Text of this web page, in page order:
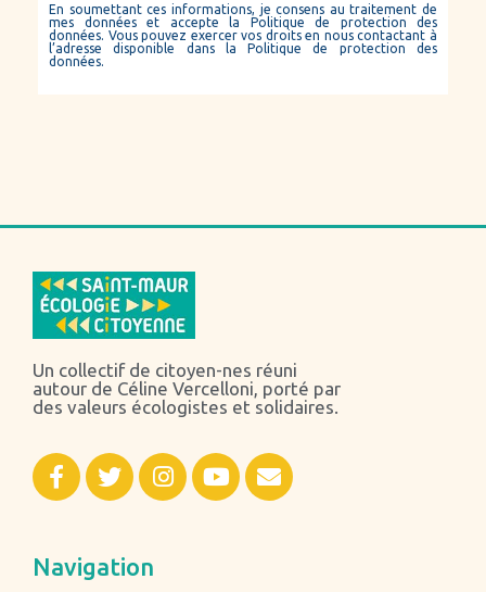
En soumettant ces informations, je consens au traitement de
mes données et accepte la Politique de protection des
données. Vous pouvez exercer vos droits en nous contactant à
l’adresse disponible dans la Politique de protection des
données.
Un collectif de citoyen-nes réuni
autour de Céline Vercelloni, porté par
des valeurs écologistes et solidaires.
Navigation